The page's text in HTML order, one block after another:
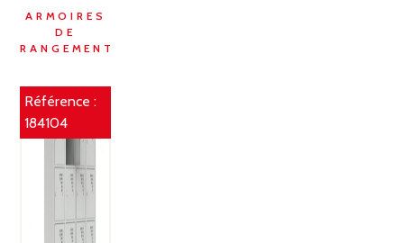
ARMOIRES
DE
RANGEMENT
Référence :
184104